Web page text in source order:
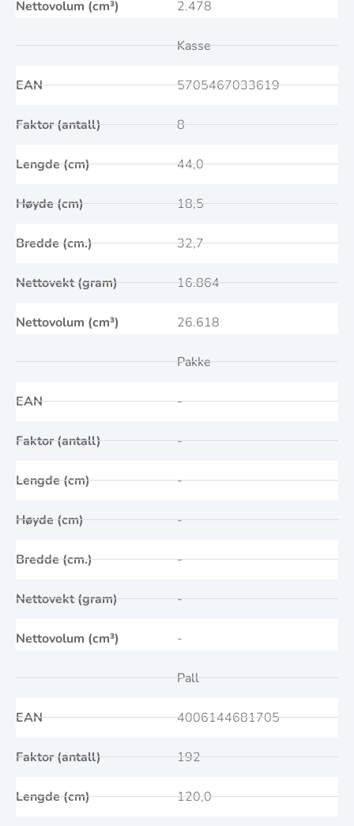
Nettovolum (cm³) 2.478
EAN
Faktor (antall)
Lengde (cm)
Høyde (cm)
Bredde (cm.)
Nettovekt (gram)
Nettovolum (cm³)
Kasse
5705467033619
8
44,0
18,5
32,7
16.864
26.618
EAN
Faktor (antall)
Lengde (cm)
Høyde (cm)
Bredde (cm.)
Nettovekt (gram)
Nettovolum (cm³)
Pakke
-
-
-
-
-
-
-
EAN
Faktor (antall)
Lengde (cm)
Pall
4006144681705
192
120,0